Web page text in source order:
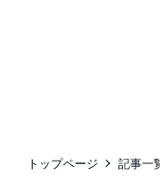
トップページ 記事一